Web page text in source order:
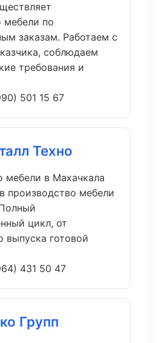
мебели по
заказам. Работаем с
соблюдаем
требования и
501 15 67
Техно
мебели в Махачкала
производство мебели
цикл, от
выпуска готовой
431 50 47
Групп